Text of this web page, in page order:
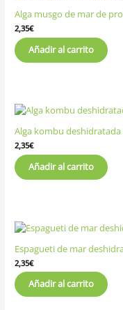
Alga musgo de mar de
2,35€
Añadir al carrito
Alga kombu
2,35€
Añadir al carrito
Espagueti de mar
2,35€
Añadir al carrito